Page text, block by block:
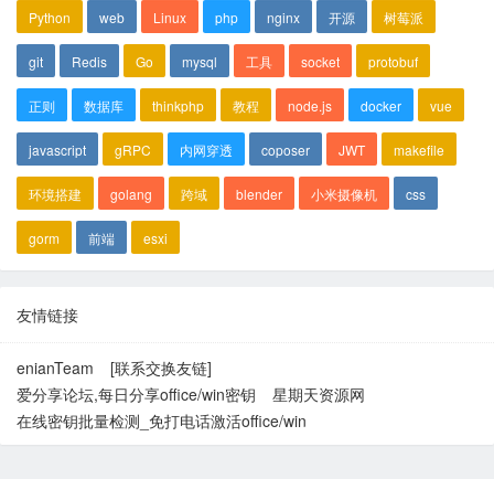
Python web Linux php nginx 开源 树莓派
git Redis Go mysql 工具 socket protobuf
正则 数据库 thinkphp 教程 node.js docker vue
javascript gRPC 内网穿透 coposer JWT makefile
环境搭建 golang 跨域 blender 小米摄像机 css
gorm 前端 esxi
友情链接
enianTeam
[联系交换友链]
爱分享论坛,每日分享office/win密钥
星期天资源网
在线密钥批量检测_免打电话激活office/win